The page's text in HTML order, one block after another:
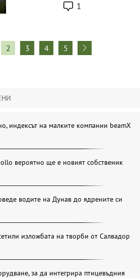
1
2 3 4 5
индексът на малките компании beamX
вероятно ще е новият собственик
водите на Дунав до ядрените си
изложбата на творби от Салвадор
за да интегрира птицевъдния